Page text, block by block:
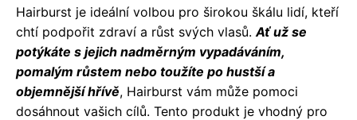
Hairburst je ideální volbou pro širokou škálu lidí, kteří
chtí podpořit zdraví a růst svých vlasů.Ať už se
potýkáte s jejich nadměrným vypadáváním,
pomalým růstem nebo toužíte po hustší a
objemnější hřívě, Hairburst vám může pomoci
dosáhnout vašich cílů. Tento produkt je vhodný pro